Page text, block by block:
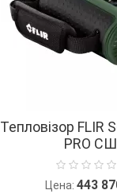
Тепловізор FLIR
PRO
Цена: 443